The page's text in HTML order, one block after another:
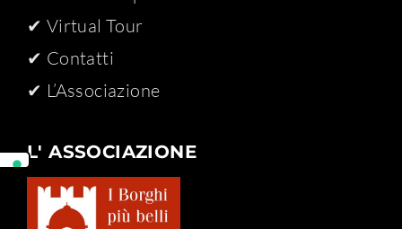
✔ Virtual Tour
✔ Contatti
✔ L’Associazione
L' ASSOCIAZIONE